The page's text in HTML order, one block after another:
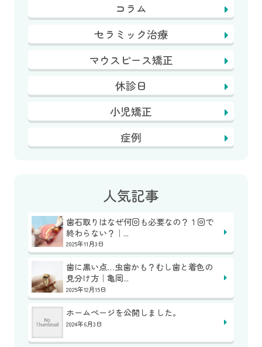
コラム
セラミック治療
マウスピース矯正
休診日
小児矯正
症例
人気記事
歯石取りはなぜ何回も必要なの？１回で
終わらない？｜...
2025年11月3日
歯に黒い点…虫歯かも？むし歯と着色の
見分け方｜亀岡...
2025年12月15日
ホームページを公開しました。
2024年6月3日